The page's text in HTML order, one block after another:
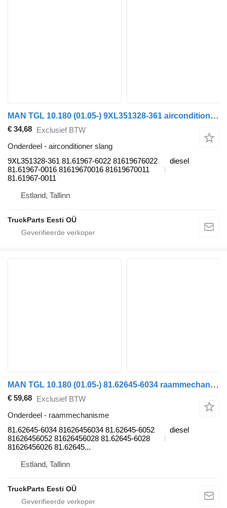
MAN TGL 10.180 (01.05-) 9XL351328-361 airconditioner slang voor MAN TGL, TGM, TGS, TGX (2005-2021) trekker
€ 34,68 Exclusief BTW
Onderdeel - airconditioner slang
9XL351328-361 81.61967-6022 81619676022
81.61967-0016 81619670016 81619670011
81.61967-0011
diesel
Estland, Tallinn
TruckParts Eesti OÜ
MAN TGL 10.180 (01.05-) 81.62645-6034 raammechanisme voor MAN TGL, TGM, TGS, TGX (2005-2021) trekker
€ 59,68 Exclusief BTW
Onderdeel - raammechanisme
81.62645-6034 81626456034 81.62645-6052
81626456052 81626456028 81.62645-6028
81626456026 81.62645...
diesel
Estland, Tallinn
TruckParts Eesti OÜ